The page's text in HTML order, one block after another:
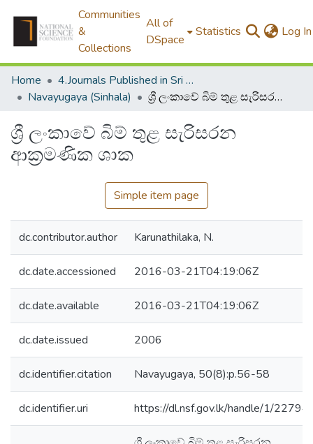
Communities
&
Collections
All of
DSpace
Statistics Log In
Home
4.Journals Published in Sri Lanka
Navayugaya (Sinhala)
ශ්‍රී ලංකාවේ බිම් තුළ සැරිසරන ආක්‍රමණික ශාක
ශ්‍රී ලංකාවේ බිම් තුළ සැරිසරන
ආක්‍රමණික ශාක
Simple item page
dc.contributor.author Karunathilaka, N.
dc.date.accessioned 2016-03-21T04:19:06Z
dc.date.available 2016-03-21T04:19:06Z
dc.date.issued 2006
dc.identifier.citation Navayugaya, 50(8):p.56-58
dc.identifier.uri https://dl.nsf.gov.lk/handle/1/22794